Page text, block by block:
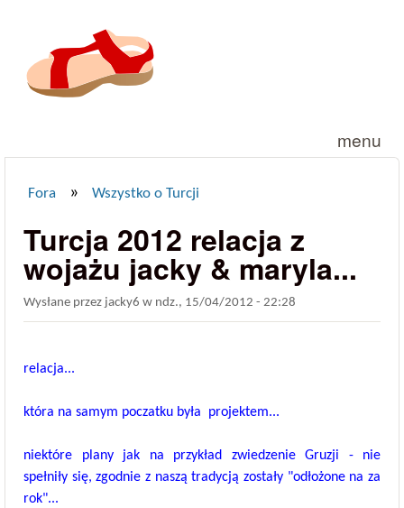
menu
Fora » Wszystko o Turcji
Turcja 2012 relacja z
wojażu jacky & maryla...
Wysłane przez jacky6 w ndz., 15/04/2012 - 22:28
relacja...
która na samym poczatku była projektem...
niektóre plany jak na przykład zwiedzenie Gruzji - nie
spełniły się, zgodnie z naszą tradycją zostały "odłożone na za
rok"...